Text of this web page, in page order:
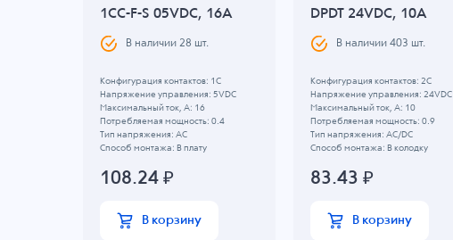
1CC-F-S 05VDC, 16A
В наличии28 шт.
Конфигурация контактов: 1C
Напряжение управления: 5VDC
Максимальный ток, А: 16
Потребляемая мощность: 0.4
Тип напряжения: AC
Способ монтажа: В плату
108.24₽
В корзину
DPDT 24VDC, 10A
В наличии403 шт.
Конфигурация контактов: 2С
Напряжение управления: 24VDC
Максимальный ток, А: 10
Потребляемая мощность: 0.9
Тип напряжения: AC/DC
Способ монтажа: В колодку
83.43 ₽
В корзину